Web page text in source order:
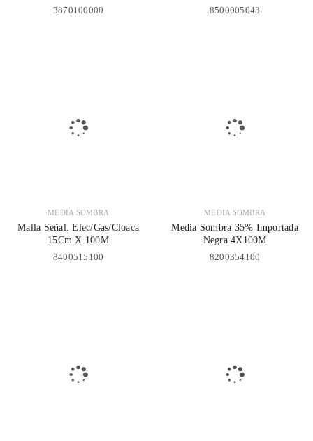
3870100000
8500005043
MEDIA SOMBRA
Malla Señal. Elec/Gas/Cloaca
15Cm X 100M
8400515100
MEDIA SOMBRA
Media Sombra 35% Importada
Negra 4X100M
8200354100